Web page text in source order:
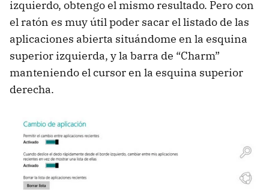
izquierdo, obtengo el mismo resultado. Pero con
el ratón es muy útil poder sacar el listado de las
aplicaciones abierta situándome en la esquina
superior izquierda, y la barra de “Charm”
manteniendo el cursor en la esquina superior
derecha.